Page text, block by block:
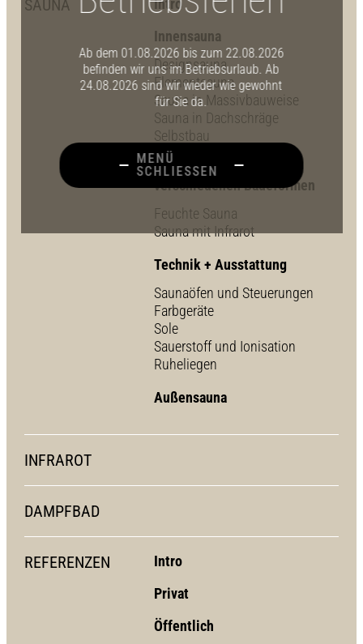
SAUNA
Intro
Innensauna
Designsauna
Elementsauna
Sauna in Massivbauweise
Sauna in Dachschräge
Selbstbau
Kombisauna mit
verschiedenen Badeformen
Feuchte Sauna
Sauna mit Infrarot
Technik + Ausstattung
Saunaöfen und Steuerungen
Farbgeräte
Sole
Sauerstoff und Ionisation
Ruheliegen
Außensauna
INFRAROT
DAMPFBAD
REFERENZEN
Intro
Privat
Öffentlich
Ab dem 01.08.2026 bis zum 22.08.2026
befinden wir uns im Betriebsurlaub. Ab
24.08.2026 sind wir wieder wie gewohnt
für Sie da.
MENÜ
SCHLIESSEN